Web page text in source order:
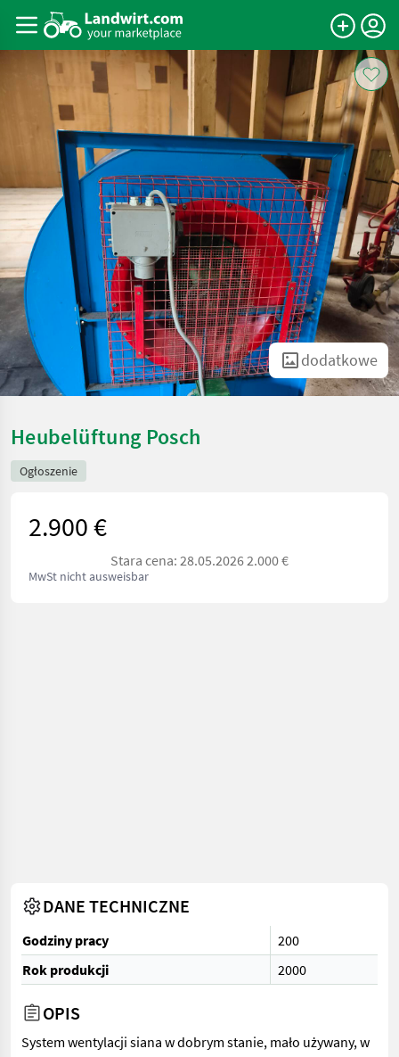
dodatkowe
Heubelüftung Posch
Ogłoszenie
2.900 €
Stara cena: 28.05.2026 2.000 €
MwSt nicht ausweisbar
DANE TECHNICZNE
Godziny pracy
200
Rok produkcji
2000
OPIS
System wentylacji siana w dobrym stanie, mało używany, w